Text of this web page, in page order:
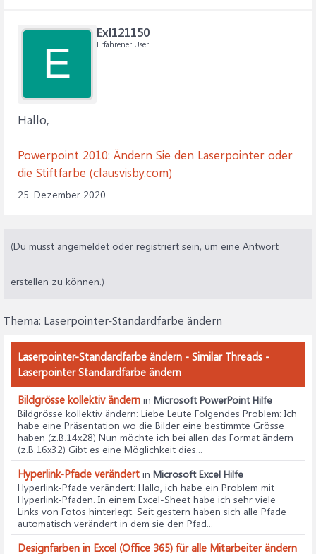
E
Exl121150
Erfahrener User
Hallo,
Powerpoint 2010: Ändern Sie den Laserpointer oder
die Stiftfarbe (clausvisby.com)
25. Dezember 2020
(Du musst angemeldet oder registriert sein, um eine Antwort
erstellen zu können.)
Thema: Laserpointer-Standardfarbe ändern
Laserpointer-Standardfarbe ändern - Similar Threads -
Laserpointer Standardfarbe ändern
Bildgrösse kollektiv ändern in Microsoft PowerPoint Hilfe
Bildgrösse kollektiv ändern: Liebe Leute Folgendes Problem: Ich
habe eine Präsentation wo die Bilder eine bestimmte Grösse
haben (z.B.14x28) Nun möchte ich bei allen das Format ändern
(z.B.16x32) Gibt es eine Möglichkeit dies...
Hyperlink-Pfade verändert in Microsoft Excel Hilfe
Hyperlink-Pfade verändert: Hallo, ich habe ein Problem mit
Hyperlink-Pfaden. In einem Excel-Sheet habe ich sehr viele
Links von Fotos hinterlegt. Seit gestern haben sich alle Pfade
automatisch verändert in dem sie den Pfad...
Designfarben in Excel (Office 365) für alle Mitarbeiter ändern